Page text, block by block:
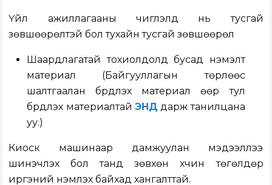
Үйл ажиллагааны чиглэлд нь тусгай
зөвшөөрөлтэй бол тухайн тусгай зөвшөөрөл
Шаардлагатай тохиолдолд бусад нэмэлт
материал (Байгууллагын төрлөөс
шалтгаалан бүрдүүлэх материал өөр тул
бүрдүүлэх материалтай ЭНД дарж танилцана
уу.)
Киоск машинаар дамжуулан мэдээллээ
шинэчлэх бол танд зөвхөн хүчин төгөлдөр
иргэний үнэмлэх байхад хангалттай.